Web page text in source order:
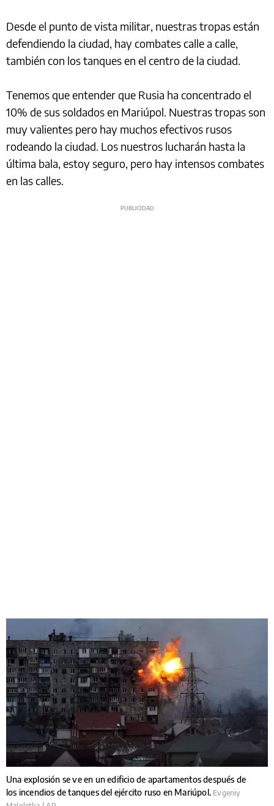
Desde el punto de vista militar, nuestras tropas están
defendiendo la ciudad, hay combates calle a calle,
también con los tanques en el centro de la ciudad.
Tenemos que entender que Rusia ha concentrado el
10% de sus soldados en Mariúpol. Nuestras tropas son
muy valientes pero hay muchos efectivos rusos
rodeando la ciudad. Los nuestros lucharán hasta la
última bala, estoy seguro, pero hay intensos combates
en las calles.
Una explosión se ve en un edificio de apartamentos después de
los incendios de tanques del ejército ruso en Mariúpol. Evgeniy